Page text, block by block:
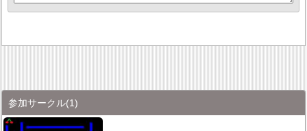
参加サークル(1)